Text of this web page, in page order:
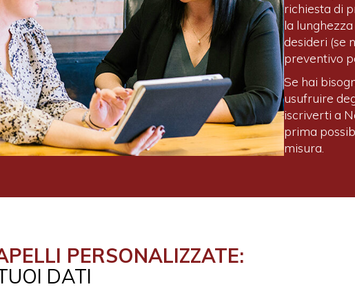
richiesta di
la
desideri (se
preventivo
Se hai
usufruire
iscriverti a
prima
misura.
PERSONALIZZATE:
DATI